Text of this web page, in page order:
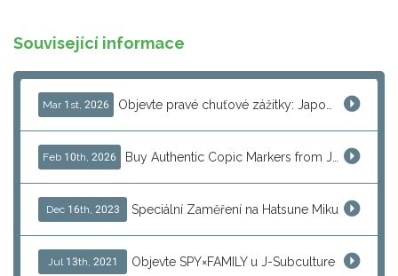
Související informace
Mar 1st, 2026 Objevte pravé chuťové zážitky: Japonské squdové senbei z Yobuko nyní snadno přes J-Subculture
Feb 10th, 2026 Buy Authentic Copic Markers from Japan – Worldwide Shipping
Dec 16th, 2023 Speciální Zaměření na Hatsune Miku
Jul 13th, 2021 Objevte SPY×FAMILY u J-Subculture